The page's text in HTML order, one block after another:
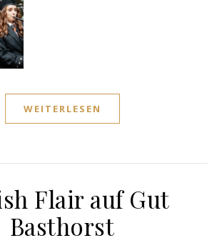
WEITERLESEN
Flair auf Gut
Basthorst